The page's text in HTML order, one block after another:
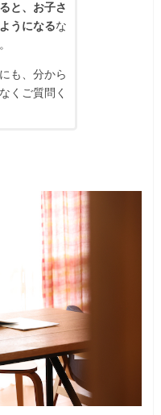
と、お子さ
うになるな
も、分から
くご質問く